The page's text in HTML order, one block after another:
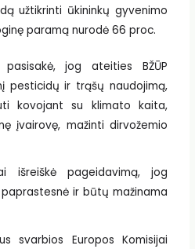
užtikrinti ūkininkų gyvenimo
paramą nurodė 66 proc.
jog ateities BŽŪP
pesticidų ir trąšų naudojimą,
kovojant su klimato kaita,
įvairovę, mažinti dirvožemio
išreiškė pageidavimą, jog
ir būtų mažinama
svarbios Europos Komisijai